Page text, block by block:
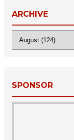
ARCHIVE
SPONSOR